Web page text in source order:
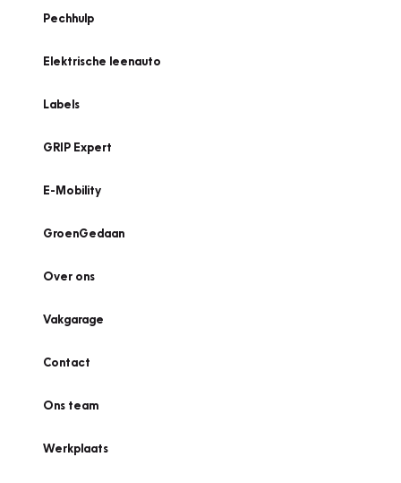
Pechhulp
Elektrische leenauto
Labels
GRIP Expert
E-Mobility
GroenGedaan
Over ons
Vakgarage
Contact
Ons team
Werkplaats